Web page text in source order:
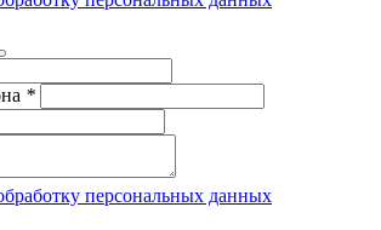
*
персональных данных